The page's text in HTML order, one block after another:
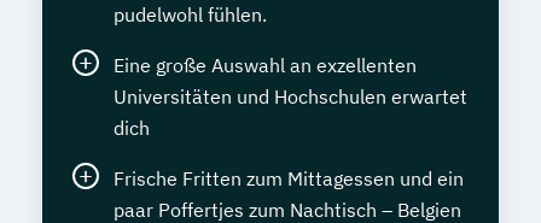
pudelwohl fühlen.
Eine große Auswahl an exzellenten
Universitäten und Hochschulen erwartet
dich
Frische Fritten zum Mittagessen und ein
paar Poffertjes zum Nachtisch – Belgien